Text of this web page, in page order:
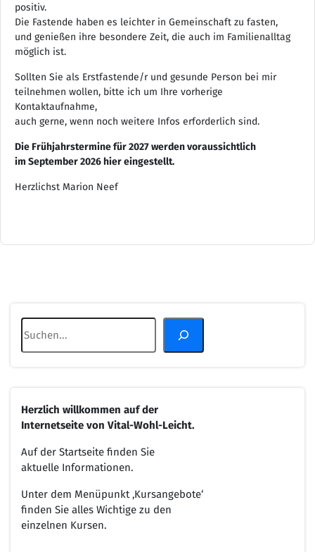
positiv.
Die Fastende haben es leichter in Gemeinschaft zu fasten,
und genießen ihre besondere Zeit, die auch im Familienalltag
möglich ist.
Sollten Sie als Erstfastende/r und gesunde Person bei mir
teilnehmen wollen, bitte ich um Ihre vorherige
Kontaktaufnahme,
auch gerne, wenn noch weitere Infos erforderlich sind.
Die Frühjahrstermine für 2027 werden voraussichtlich
im September 2026 hier eingestellt.
Herzlichst Marion Neef
Suchen
Herzlich willkommen auf der
Internetseite von Vital-Wohl-Leicht.
Auf der Startseite finden Sie
aktuelle Informationen.
Unter dem Menüpunkt ‚Kursangebote‘
finden Sie alles Wichtige zu den
einzelnen Kursen.